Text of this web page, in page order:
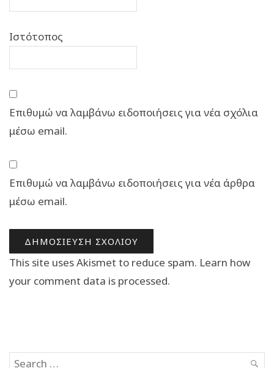
Ιστότοπος
Επιθυμώ να λαμβάνω ειδοποιήσεις για νέα σχόλια
μέσω email.
Επιθυμώ να λαμβάνω ειδοποιήσεις για νέα άρθρα
μέσω email.
This site uses Akismet to reduce spam. Learn how
your comment data is processed.
Search